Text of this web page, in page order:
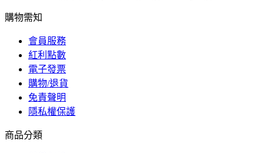
購物需知
會員服務
紅利點數
電子發票
購物/退貨
免責聲明
隱私權保護
商品分類